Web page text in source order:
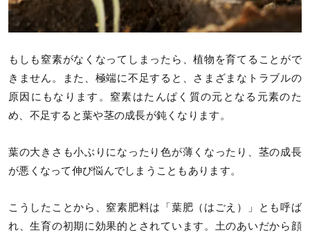
もしも窒素がなくなってしまったら、植物を育てることがで
きません。また、極端に不足すると、さまざまなトラブルの
原因にもなります。窒素はたんぱく質の元となる元素のた
め、不足すると葉や茎の成長が鈍くなります。
葉の大きさも小ぶりになったり色が薄くなったり、茎の成長
が悪くなって伸び悩んでしまうこともあります。
こうしたことから、窒素肥料は「葉肥（はごえ）」とも呼ば
れ、生育の初期に効果的とされています。土のあいだから顔